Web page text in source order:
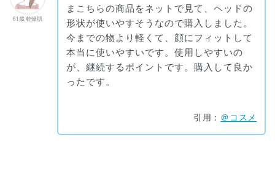
61歳 乾燥肌
まこちらの商品をネットで見て、ヘッドの
形状が使いやすそうなので購入しました。
今までの物より軽くて、顔にフィットして
本当に使いやすいです。使用しやすいの
が、継続するポイントです。購入して良か
ったです。
引用： ＠コスメ